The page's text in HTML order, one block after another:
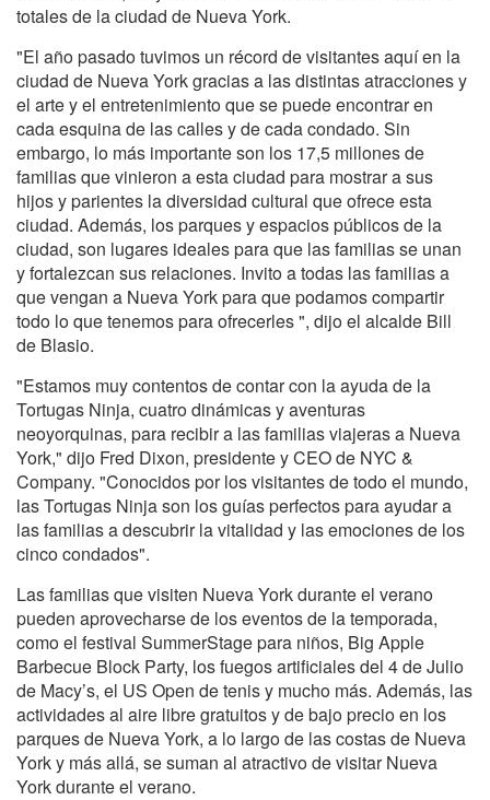
totales de la ciudad de Nueva York.
"El año pasado tuvimos un récord de visitantes aquí en la
ciudad de Nueva York gracias a las distintas atracciones y
el arte y el entretenimiento que se puede encontrar en
cada esquina de las calles y de cada condado. Sin
embargo, lo más importante son los 17,5 millones de
familias que vinieron a esta ciudad para mostrar a sus
hijos y parientes la diversidad cultural que ofrece esta
ciudad. Además, los parques y espacios públicos de la
ciudad, son lugares ideales para que las familias se unan
y fortalezcan sus relaciones. Invito a todas las familias a
que vengan a Nueva York para que podamos compartir
todo lo que tenemos para ofrecerles ", dijo el alcalde Bill
de Blasio.
"Estamos muy contentos de contar con la ayuda de la
Tortugas Ninja, cuatro dinámicas y aventuras
neoyorquinas, para recibir a las familias viajeras a Nueva
York," dijo Fred Dixon, presidente y CEO de NYC &
Company. "Conocidos por los visitantes de todo el mundo,
las Tortugas Ninja son los guías perfectos para ayudar a
las familias a descubrir la vitalidad y las emociones de los
cinco condados".
Las familias que visiten Nueva York durante el verano
pueden aprovecharse de los eventos de la temporada,
como el festival SummerStage para niños, Big Apple
Barbecue Block Party, los fuegos artificiales del 4 de Julio
de Macy’s, el US Open de tenis y mucho más. Además, las
actividades al aire libre gratuitos y de bajo precio en los
parques de Nueva York, a lo largo de las costas de Nueva
York y más allá, se suman al atractivo de visitar Nueva
York durante el verano.